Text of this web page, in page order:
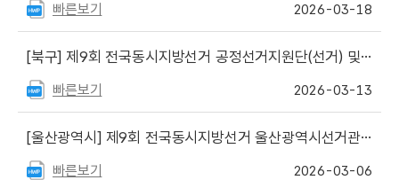
빠른보기 2026-03-18
[북구] 제9회 전국동시지방선거 공정선거지원단(선거) 및 정치자금 회계안내요원 서류심사 합격자 발표 및 면접심사 안내
빠른보기 2026-03-13
[울산광역시] 제9회 전국동시지방선거 울산광역시선거관리위원회 공정선거지원단 모집 안내
빠른보기 2026-03-06